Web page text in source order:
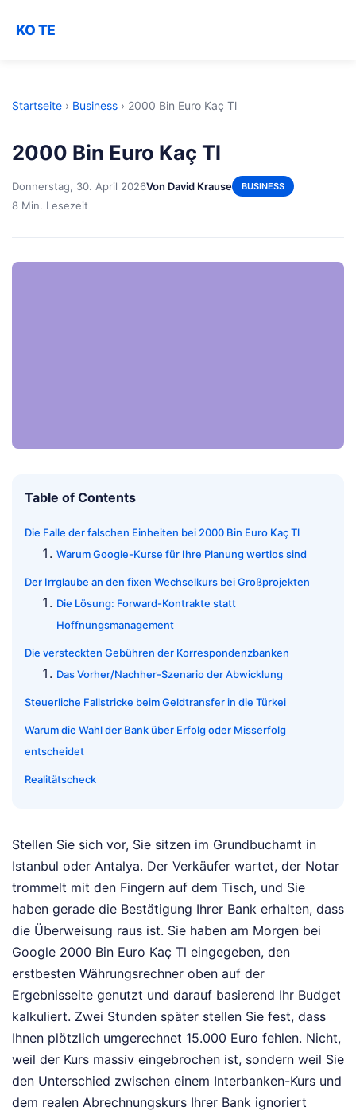
KO TE
Startseite › Business › 2000 Bin Euro Kaç Tl
2000 Bin Euro Kaç Tl
Donnerstag, 30. April 2026Von David Krause BUSINESS
8 Min. Lesezeit
Table of Contents
Die Falle der falschen Einheiten bei 2000 Bin Euro Kaç Tl
Warum Google-Kurse für Ihre Planung wertlos sind
Der Irrglaube an den fixen Wechselkurs bei Großprojekten
Die Lösung: Forward-Kontrakte statt
Hoffnungsmanagement
Die versteckten Gebühren der Korrespondenzbanken
Das Vorher/Nachher-Szenario der Abwicklung
Steuerliche Fallstricke beim Geldtransfer in die Türkei
Warum die Wahl der Bank über Erfolg oder Misserfolg
entscheidet
Realitätscheck
Stellen Sie sich vor, Sie sitzen im Grundbuchamt in
Istanbul oder Antalya. Der Verkäufer wartet, der Notar
trommelt mit den Fingern auf dem Tisch, und Sie
haben gerade die Bestätigung Ihrer Bank erhalten, dass
die Überweisung raus ist. Sie haben am Morgen bei
Google 2000 Bin Euro Kaç Tl eingegeben, den
erstbesten Währungsrechner oben auf der
Ergebnisseite genutzt und darauf basierend Ihr Budget
kalkuliert. Zwei Stunden später stellen Sie fest, dass
Ihnen plötzlich umgerechnet 15.000 Euro fehlen. Nicht,
weil der Kurs massiv eingebrochen ist, sondern weil Sie
den Unterschied zwischen einem Interbanken-Kurs und
dem realen Abrechnungskurs Ihrer Bank ignoriert